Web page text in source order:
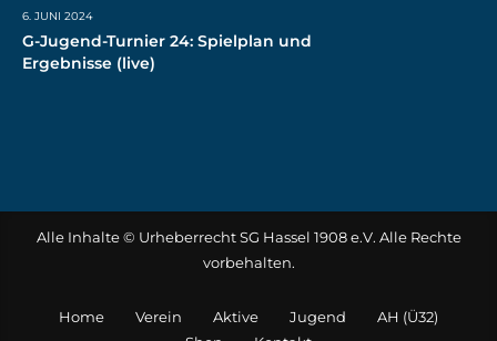
6. JUNI 2024
G-Jugend-Turnier 24: Spielplan und
Ergebnisse (live)
Alle Inhalte © Urheberrecht SG Hassel 1908 e.V. Alle Rechte
vorbehalten.
Home Verein Aktive Jugend
AH (Ü32)